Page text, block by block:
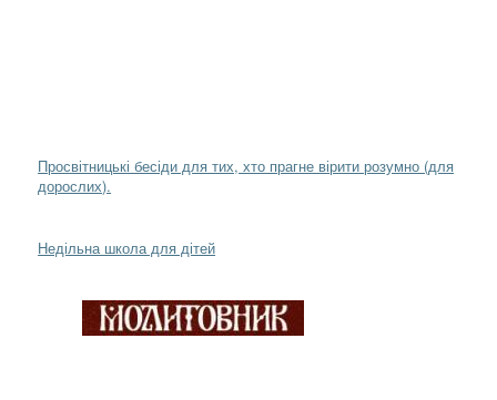
Просвітницькі бесіди для тих, хто прагне вірити розумно (для
дорослих).
Недільна школа для дітей